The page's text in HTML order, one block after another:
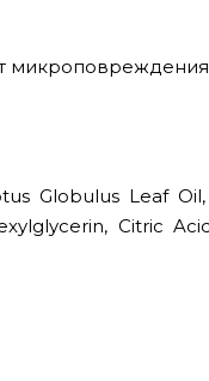
микроповреждения
Globulus Leaf
Citric